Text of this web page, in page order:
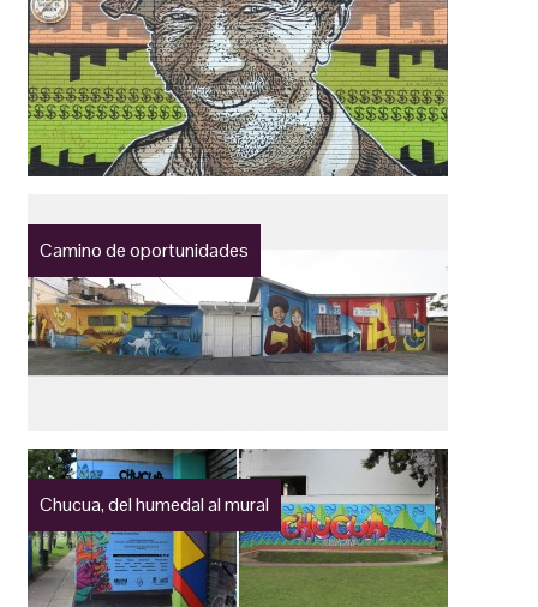
Camino de oportunidades
Chucua, del humedal al mural